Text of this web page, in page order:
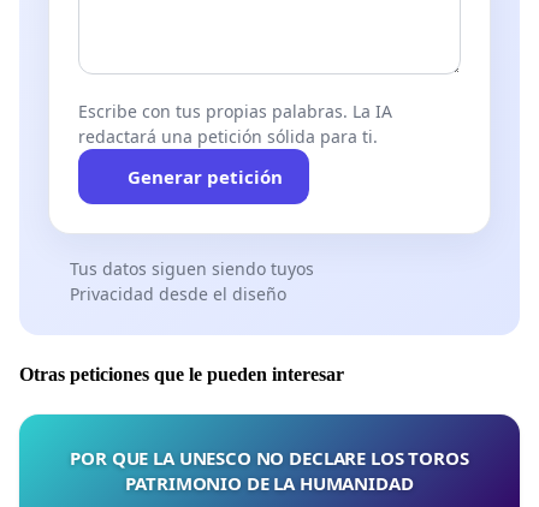
Escribe con tus propias palabras. La IA
redactará una petición sólida para ti.
Generar petición
Tus datos siguen siendo tuyos
Privacidad desde el diseño
Otras peticiones que le pueden interesar
POR QUE LA UNESCO NO DECLARE LOS TOROS
PATRIMONIO DE LA HUMANIDAD